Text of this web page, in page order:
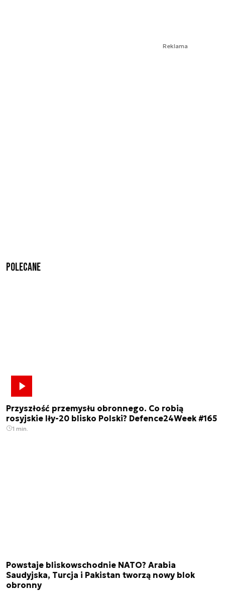
Reklama
Polecane
Przyszłość przemysłu obronnego. Co robią
rosyjskie Iły-20 blisko Polski? Defence24Week #165
1 min.
Powstaje bliskowschodnie NATO? Arabia
Saudyjska, Turcja i Pakistan tworzą nowy blok
obronny